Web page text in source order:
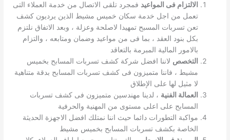
الالتزام فى المواعيد فمجرد تلقى الاتصال من خدمة العملاء التى
تعمل من اجل خدمة سكان خميس مشيط الذين يرديون كشف
تعن تسربات المسبح تمهيدا لاصلحة وعزلة ، وبعد الاتفاق نلتزم
بكل بنود العقد ، بما فى من مواعيد وضمان ومتابعه ، والتزام
بالامور المالية المبرمة بالتعاقد
التخصص لاننا افضل شركة كشف تسربات المسابح بخميس
مشيط ، فاننا متميزون فى كشف تسربات المسابح بدقة متناهية
لا مثيل لها على الإطلاق
العمالة الفنية ، لدينا مهندسين متميزون فى كشف تسربات
المسابح على اعلى مستوى من المهنية والحرفية
مواكبة التطورات دائما حيث اننا نمتلك افضل الاجهزة الحديثة
الخاصة بكشف تسربات المسابح بخميس مشيط